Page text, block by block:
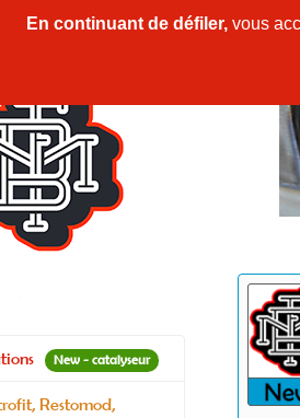
New - catalyseur
Restomod,
En continuant de défiler,vous